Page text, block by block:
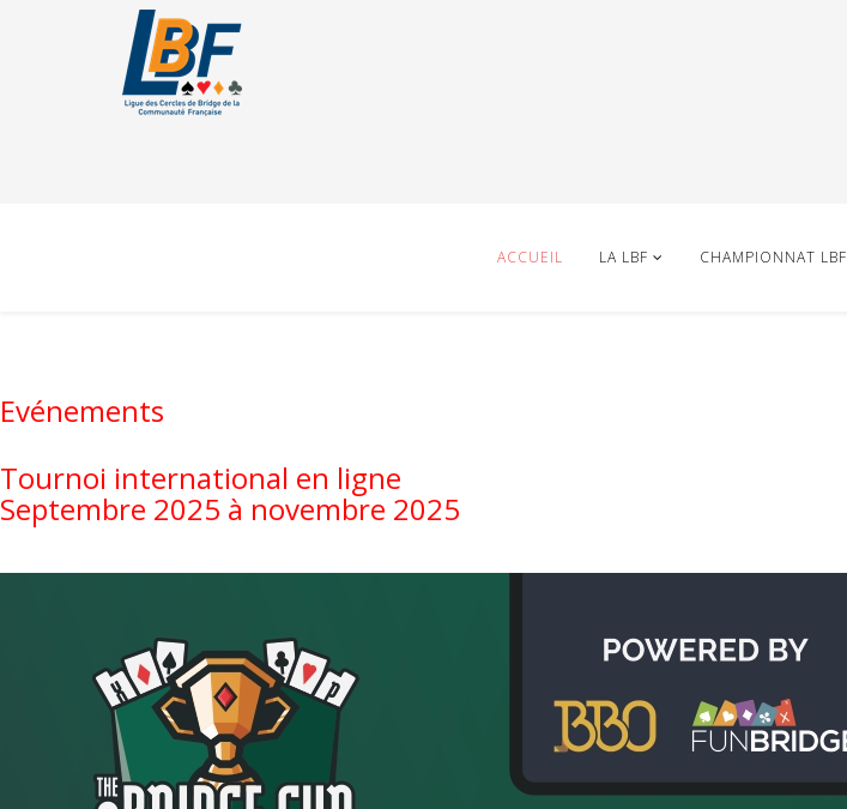
ACCUEIL LA LBF CHAMPIONNAT LBF
Evénements
Tournoi international en ligne
Septembre 2025 à novembre 2025